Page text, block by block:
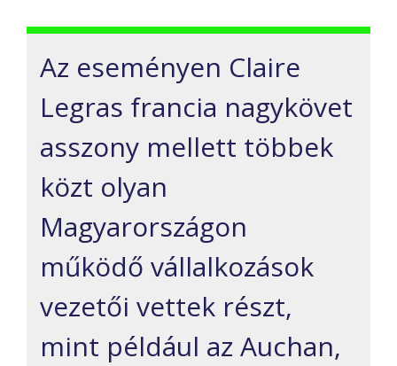
Az eseményen Claire
Legras francia nagykövet
asszony mellett többek
közt olyan
Magyarországon
működő vállalkozások
vezetői vettek részt,
mint például az Auchan,